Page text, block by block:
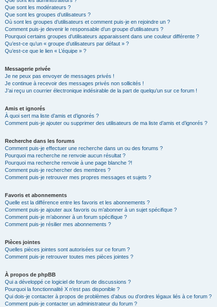
Que sont les modérateurs ?
Que sont les groupes d’utilisateurs ?
Où sont les groupes d’utilisateurs et comment puis-je en rejoindre un ?
Comment puis-je devenir le responsable d’un groupe d’utilisateurs ?
Pourquoi certains groupes d’utilisateurs apparaissent dans une couleur différente ?
Qu’est-ce qu’un « groupe d’utilisateurs par défaut » ?
Qu’est-ce que le lien « L’équipe » ?
Messagerie privée
Je ne peux pas envoyer de messages privés !
Je continue à recevoir des messages privés non sollicités !
J’ai reçu un courrier électronique indésirable de la part de quelqu’un sur ce forum !
Amis et ignorés
À quoi sert ma liste d’amis et d’ignorés ?
Comment puis-je ajouter ou supprimer des utilisateurs de ma liste d’amis et d’ignorés ?
Recherche dans les forums
Comment puis-je effectuer une recherche dans un ou des forums ?
Pourquoi ma recherche ne renvoie aucun résultat ?
Pourquoi ma recherche renvoie à une page blanche ?!
Comment puis-je rechercher des membres ?
Comment puis-je retrouver mes propres messages et sujets ?
Favoris et abonnements
Quelle est la différence entre les favoris et les abonnements ?
Comment puis-je ajouter aux favoris ou m’abonner à un sujet spécifique ?
Comment puis-je m’abonner à un forum spécifique ?
Comment puis-je résilier mes abonnements ?
Pièces jointes
Quelles pièces jointes sont autorisées sur ce forum ?
Comment puis-je retrouver toutes mes pièces jointes ?
À propos de phpBB
Qui a développé ce logiciel de forum de discussions ?
Pourquoi la fonctionnalité X n’est pas disponible ?
Qui dois-je contacter à propos de problèmes d’abus ou d’ordres légaux liés à ce forum ?
Comment puis-je contacter un administrateur du forum ?